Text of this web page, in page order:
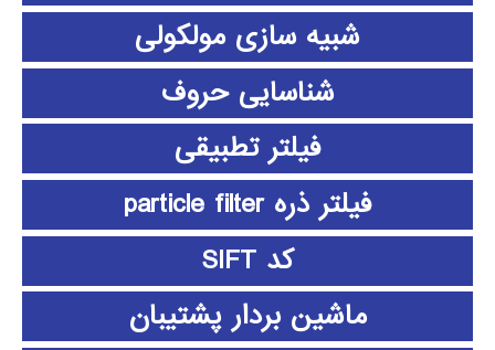
شبیه سازی مولکولی
شناسایی حروف
فیلتر تطبیقی
فیلتر ذره particle filter
کد SIFT
ماشین بردار پشتیبان